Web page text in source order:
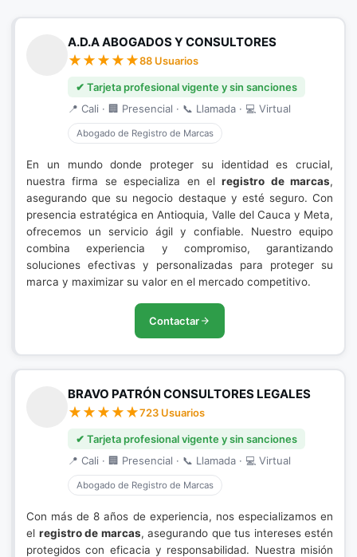
A.D.A ABOGADOS Y CONSULTORES
88 Usuarios
✔ Tarjeta profesional vigente y sin sanciones
📍 Cali · 🏢 Presencial · 📞 Llamada · 💻 Virtual
Abogado de Registro de Marcas
En un mundo donde proteger su identidad es crucial,
nuestra firma se especializa en elregistro de marcas,
asegurando que su negocio destaque y esté seguro. Con
presencia estratégica en Antioquia, Valle del Cauca y Meta,
ofrecemos un servicio ágil y confiable. Nuestro equipo
combina experiencia y compromiso, garantizando
soluciones efectivas y personalizadas para proteger su
marca y maximizar su valor en el mercado competitivo.
Contactar
BRAVO PATRÓN CONSULTORES LEGALES
723 Usuarios
✔ Tarjeta profesional vigente y sin sanciones
📍 Cali · 🏢 Presencial · 📞 Llamada · 💻 Virtual
Abogado de Registro de Marcas
Con más de 8 años de experiencia, nos especializamos en
el registro de marcas, asegurando que tus intereses estén
protegidos con eficacia y responsabilidad. Nuestra misión